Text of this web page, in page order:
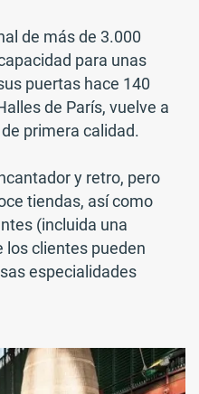
de más de 3.000
para unas
puertas hace 140
de París, vuelve a
primera calidad.
y retro, pero
tiendas, así como
(incluida una
los clientes pueden
especialidades